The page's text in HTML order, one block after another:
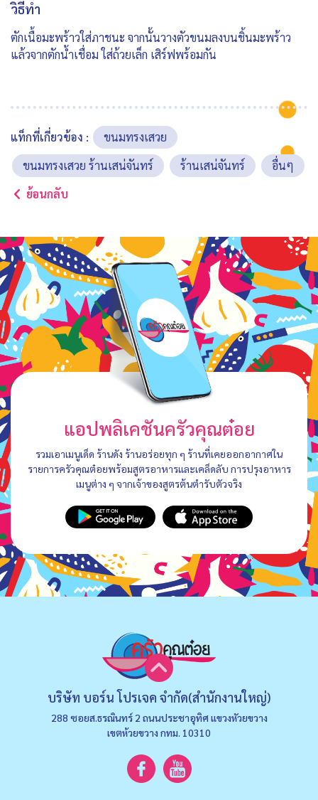
วิธีทำ
ตักเนื้อมะพร้าวใส่ภาชนะ จากนั้นวางตัวขนมลงบนชิ้นมะพร้าว
แล้วจากตักน้ำเชื่อม ใส่ถ้วยเล็ก เสิร์ฟพร้อมกัน
แท็กที่เกี่ยวข้อง :
ขนมทรงเสวย
ขนมทรงเสวย ร้านเสน่จันทร์
ร้านเสน่จันทร์
อื่นๆ
ย้อนกลับ
แอปพลิเคชันครัวคุณต๋อย
รวมเอาเมนูเด็ด ร้านดัง ร้านอร่อยทุก ๆ ร้านที่เคยออกอากาศใน
รายการครัวคุณต๋อยพร้อมสูตรอาหารและเคล็ดลับ การปรุงอาหาร
เมนูต่าง ๆ จากเจ้าของสูตรต้นตำรับตัวจริง
บริษัท บอร์น โปรเจค จำกัด(สำนักงานใหญ่)
288 ซอยส.ธรณินทร์ 2 ถนนประชาอุทิศ แขวงหัวยขวาง
เขตห้วยขวาง กทม. 10310